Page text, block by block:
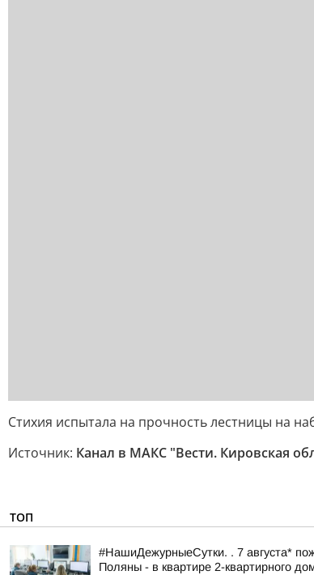
Стихия испытала на прочность лестницы на
Источник: Канал в МАКС "Вести. Кировская
ТОП
#НашиДежурныеСутки. . 7 августа*
Поляны - в квартире 2-квартирного